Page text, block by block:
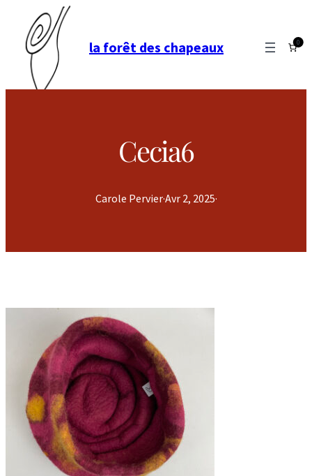
la forêt des chapeaux 0
Cecia6
Carole Pervier·Avr 2, 2025·